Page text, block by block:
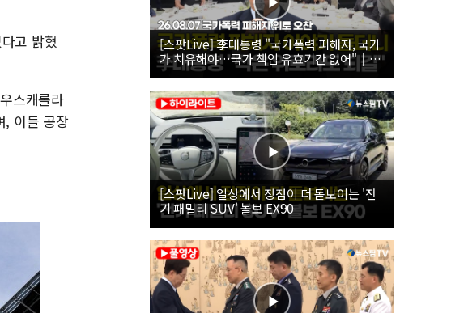
고 밝혔
스캐롤라
, 이들 공장
[스팟Live] 李대통령 "국가폭력 피해자, 국가
가 치유해야…국가 책임 유효기간 없어"｜
26.08.07 국가폭력 피해자 위로 오찬
[스팟Live] 일상에서 장점이 더 돋보이는 '전
기 패밀리 SUV' 볼보 EX90